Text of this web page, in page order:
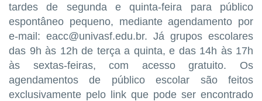
tardes de segunda e quinta-feira para público
espontâneo pequeno, mediante agendamento por
e-mail: eacc@univasf.edu.br. Já grupos escolares
das 9h às 12h de terça a quinta, e das 14h às 17h
às sextas-feiras, com acesso gratuito. Os
agendamentos de público escolar são feitos
exclusivamente pelo link que pode ser encontrado